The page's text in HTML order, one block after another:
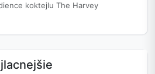
koktejlu The Harvey